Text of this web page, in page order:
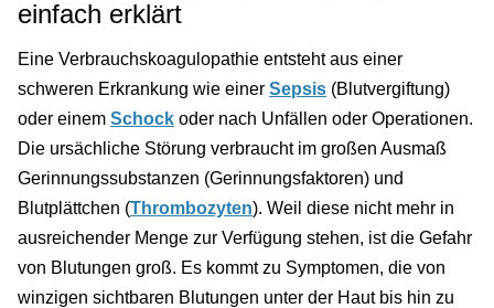
einfach erklärt
Eine Verbrauchskoagulopathie entsteht aus einer
schweren Erkrankung wie einer Sepsis (Blutvergiftung)
oder einem Schock oder nach Unfällen oder Operationen.
Die ursächliche Störung verbraucht im großen Ausmaß
Gerinnungssubstanzen (Gerinnungsfaktoren) und
Blutplättchen (Thrombozyten). Weil diese nicht mehr in
ausreichender Menge zur Verfügung stehen, ist die Gefahr
von Blutungen groß. Es kommt zu Symptomen, die von
winzigen sichtbaren Blutungen unter der Haut bis hin zu